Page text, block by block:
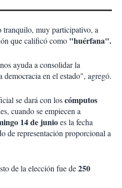
tranquilo, muy participativo, a
que calificó como "huérfana".
ayuda a consolidar la
democracia en el estado", agregó.
se dará con loscómputos
cuando se empiecen a
14 de junioes la fecha
de representación proporcional a
de la elección fue de250